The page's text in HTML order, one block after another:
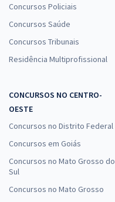
Concursos Policiais
Concursos Saúde
Concursos Tribunais
Residência Multiprofissional
CONCURSOS NO CENTRO-
OESTE
Concursos no Distrito Federal
Concursos em Goiás
Concursos no Mato Grosso do
Sul
Concursos no Mato Grosso